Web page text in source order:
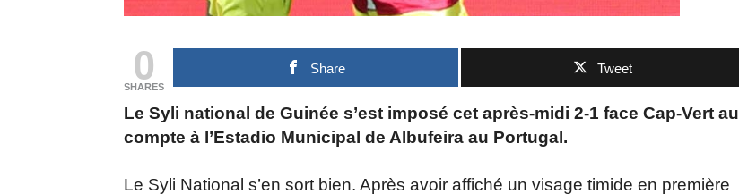
0
SHARES
Share Tweet
Le Syli national de Guinée s’est imposé cet après-midi 2-1 face Cap-Vert au
compte à l’Estadio Municipal de Albufeira au Portugal.
Le Syli National s’en sort bien. Après avoir affiché un visage timide en première